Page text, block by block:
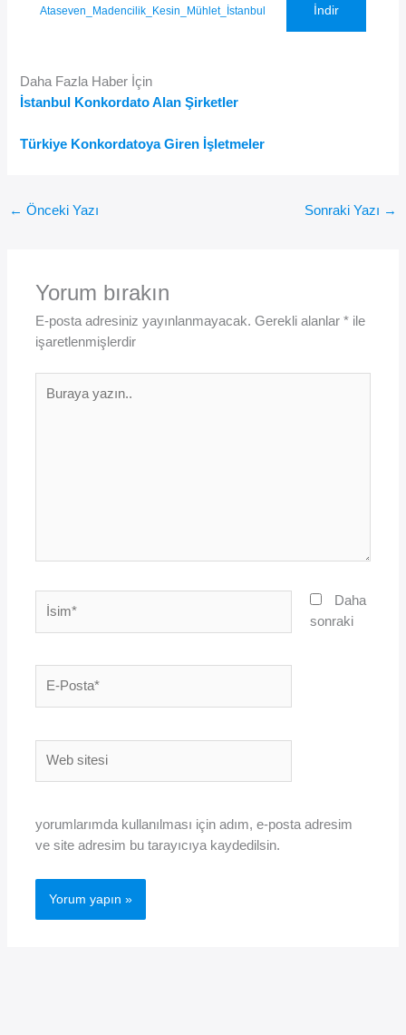
Ataseven_Madencilik_Kesin_Mühlet_İstanbul İndir
Daha Fazla Haber İçin
İstanbul Konkordato Alan Şirketler
Türkiye Konkordatoya Giren İşletmeler
← Önceki Yazı Sonraki Yazı →
Yorum bırakın
E-posta adresiniz yayınlanmayacak. Gerekli alanlar* ile
işaretlenmişlerdir
yazın..
Posta*
sitesi
Daha
sonraki
yorumlarımda kullanılması için adım, e-posta adresim
ve site adresim bu tarayıcıya kaydedilsin.